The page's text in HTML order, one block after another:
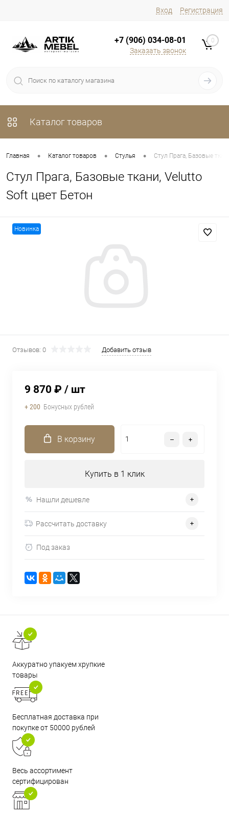
Вход Регистрация
+7 (906) 034-08-01
Заказать звонок
0
Каталог товаров
Главная • Каталог товаров • Стулья • Стул Прага, Базовые
Стул Прага, Базовые ткани, Velutto
Soft цвет Бетон
Новинка
Отзывов: 0 Добавить отзыв
9 870 ₽ / шт
+ 200 Бонусных рублей
В корзину
Купить в 1 клик
Нашли дешевле
Рассчитать доставку
Под заказ
Аккуратно упакуем хрупкие
товары
Бесплатная доставка при
покупке от 50000 рублей
Весь ассортимент
сертифицирован